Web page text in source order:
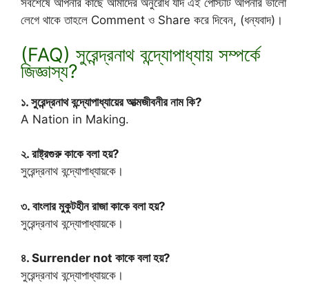
সবশেষে আপনার কাছে আমাদের অনুরোধ যদি এই পোস্টটি আপনার ভালো
লেগে থাকে তাহলে Comment ও Share করে দিবেন, (ধন্যবাদ)।
(FAQ) সুরেন্দ্রনাথ বন্দ্যোপাধ্যায় সম্পর্কে
জিজ্ঞাস্য?
১. সুরেন্দ্রনাথ বন্দ্যোপাধ্যায়ের আত্মজীবনীর নাম কি?
A Nation in Making.
২. রাষ্ট্রগুরু কাকে বলা হয়?
সুরেন্দ্রনাথ বন্দ্যোপাধ্যায়কে।
৩. বাংলার মুকুটহীন রাজা কাকে বলা হয়?
সুরেন্দ্রনাথ বন্দ্যোপাধ্যায়কে।
৪. Surrender not কাকে বলা হয়?
সুরেন্দ্রনাথ বন্দ্যোপাধ্যায়কে।